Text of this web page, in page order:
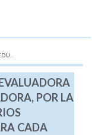
POR LA
CADA